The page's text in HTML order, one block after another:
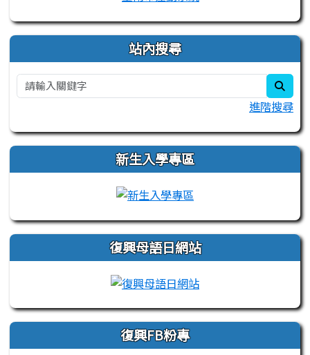
站內搜尋
進階搜尋
新生入學專區
復興母語日網站
link to https://
復興FB粉專